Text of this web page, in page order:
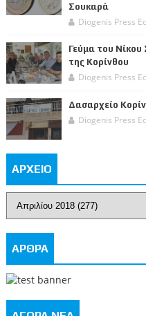
Σουκαρά
Diogenis Press
Γεύμα του
της Κορίνθου
Diogenis Press
Δασαρχείο
Diogenis Press
ΑΡΧΕΙΟ
ΑΡΘΡΑ